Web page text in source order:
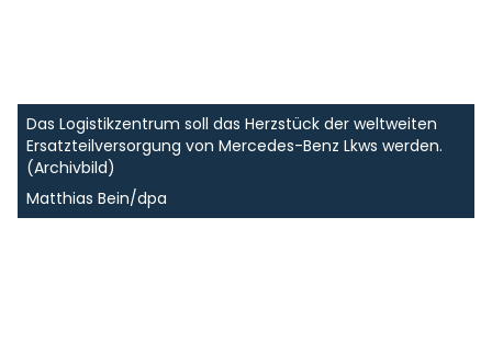
Das Logistikzentrum soll das Herzstück der weltweiten
Ersatzteilversorgung von Mercedes-Benz Lkws werden.
(Archivbild)
Matthias Bein/dpa